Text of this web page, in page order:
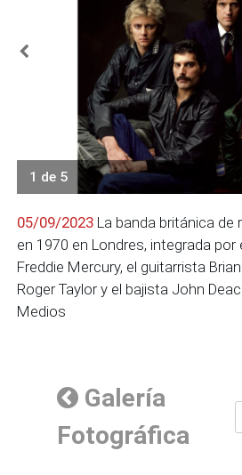
1 de 5
05/09/2023 La banda británica de
en 1970 en Londres, integrada
Freddie Mercury, el guitarrista
Roger Taylor y el bajista John
Medios
Galería
Fotográfica